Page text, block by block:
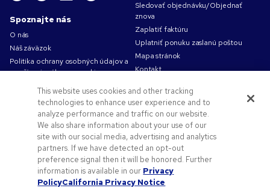
Spoznajte nás
O nás
Náš záväzok
Politika ochrany osobných údajov a
používania súborov cookie
Podmienky používania
Obchodné podmienky
Kariéra v Pens.com
Ako vám môžeme pomôcť?
Reklamné predmety
Zľavové kódy a kupóny
Pomoc s logom
Sledovať objednávku/Objednať
znova
Zaplatiť faktúru
Uplatniť ponuku zaslanú poštou
Mapa stránok
Kontakt
This website uses cookies and other tracking
technologies to enhance user experience and to
analyze performance and traffic on our website.
We also share information about your use of our
site with our social media, advertising and analytics
partners. If we have detected an opt-out
preference signal then it will be honored. Further
information is available in our Privacy
PolicyCalifornia Privacy Notice